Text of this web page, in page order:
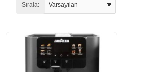
Sırala: